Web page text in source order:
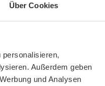
Über Cookies
Außerdem geben
und Analysen